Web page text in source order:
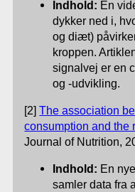
Indhold: En
dykker ned i,
og diæt)
kroppen.
signalvej er en
og -udvikling.
[2]The association
consumption and the
Journal of Nutrition,
Indhold: En
samler data fra